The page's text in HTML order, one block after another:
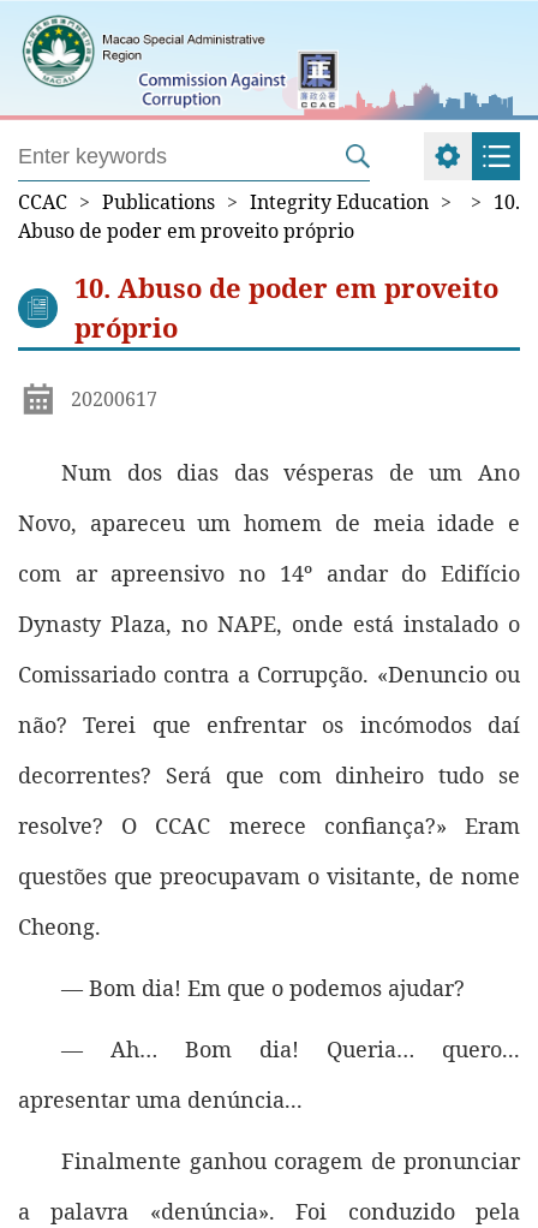
CCAC > Publications > Integrity Education > > 10.
Abuso de poder em proveito próprio
10. Abuso de poder em proveito
próprio
20200617
Num dos dias das vésperas de um Ano
Novo, apareceu um homem de meia idade e
com ar apreensivo no 14º andar do Edifício
Dynasty Plaza, no NAPE, onde está instalado o
Comissariado contra a Corrupção. «Denuncio ou
não? Terei que enfrentar os incómodos daí
decorrentes? Será que com dinheiro tudo se
resolve? O CCAC merece confiança?» Eram
questões que preocupavam o visitante, de nome
Cheong.
— Bom dia! Em que o podemos ajudar?
— Ah… Bom dia! Queria… quero...
apresentar uma denúncia...
Finalmente ganhou coragem de pronunciar
a palavra «denúncia». Foi conduzido pela